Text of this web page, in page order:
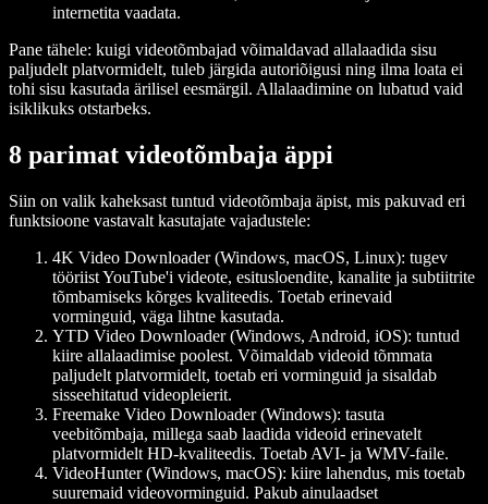
internetita vaadata.
Pane tähele: kuigi videotõmbajad võimaldavad allalaadida sisu
paljudelt platvormidelt, tuleb järgida autoriõigusi ning ilma loata ei
tohi sisu kasutada ärilisel eesmärgil. Allalaadimine on lubatud vaid
isiklikuks otstarbeks.
8 parimat videotõmbaja äppi
Siin on valik kaheksast tuntud videotõmbaja äpist, mis pakuvad eri
funktsioone vastavalt kasutajate vajadustele:
4K Video Downloader (Windows, macOS, Linux): tugev
tööriist YouTube'i videote, esitusloendite, kanalite ja subtiitrite
tõmbamiseks kõrges kvaliteedis. Toetab erinevaid
vorminguid, väga lihtne kasutada.
YTD Video Downloader (Windows, Android, iOS): tuntud
kiire allalaadimise poolest. Võimaldab videoid tõmmata
paljudelt platvormidelt, toetab eri vorminguid ja sisaldab
sisseehitatud videopleierit.
Freemake Video Downloader (Windows): tasuta
veebitõmbaja, millega saab laadida videoid erinevatelt
platvormidelt HD-kvaliteedis. Toetab AVI- ja WMV-faile.
VideoHunter (Windows, macOS): kiire lahendus, mis toetab
suuremaid videovorminguid. Pakub ainulaadset